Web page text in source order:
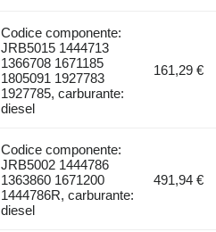
Codice componente:
JRB5015 1444713
1366708 1671185
1805091 1927783
1927785, carburante:
diesel
161,29 €
Codice componente:
JRB5002 1444786
1363860 1671200
1444786R, carburante:
diesel
491,94 €